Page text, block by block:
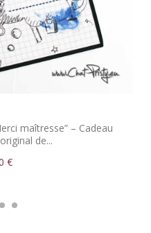
maîtresse” – Cadeau
de...
€